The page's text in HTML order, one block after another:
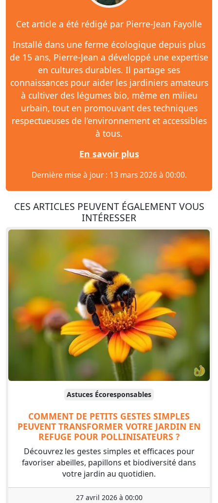
Cet article a été rédigé par Pierre-Jean Fayolle
Installé dans une ferme écologique depuis plus
de 15 ans, Pierre-Jean a développé une expertise
en cultures durables. Il partage ses
connaissances pour aider les jardiniers amateurs
à cultiver des légumes bio, même en milieu
urbain, tout en promouvant des techniques
respectueuses de l’environnement et accessibles
à tous.
En savoir plus
Dernière mise à jour : 13 mars 2026 à 00:00.
CES ARTICLES PEUVENT ÉGALEMENT VOUS
INTÉRESSER
Astuces Écoresponsables
COMMENT DE PETITS GESTES SIMPLES
PEUVENT TRANSFORMER VOTRE JARDIN EN
REFUGE POUR POLLINISATEURS ?
Découvrez les gestes simples et efficaces pour
favoriser abeilles, papillons et biodiversité dans
votre jardin au quotidien.
27 avril 2026 à 00:00